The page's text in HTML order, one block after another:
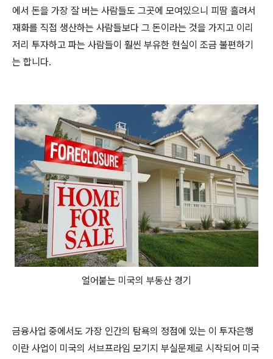
에서 돈을 가장 잘 버는 사람들도 그곳에 모여있으니 피땀 흘려서
재화를 직접 생산하는 사람들보다 그 돈이라는 것을 가지고 이리
저리 투자하고 파는 사람들이 훨씬 부유한 현실이 조금 불편하기
는 합니다.
얼어붙는 미국의 부동산 경기
금융사업 중에서도 가장 인간의 탐욕의 정점에 있는 이 투자은행
이란 사업이 미국의 서브프라임 모기지 부실문제로 시작되어 미국